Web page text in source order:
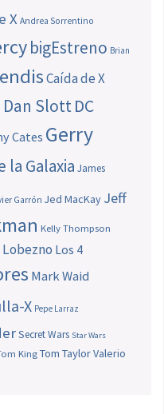
X Andrea Sorrentino
bigEstreno Brian
Caída de X
Dan SlottDC
Cates Gerry
la Galaxia James
Garrón Jed MacKay Jeff
Kelly Thompson
Lobezno Los 4
Mark Waid
X Pepe Larraz
Secret Wars Star Wars
King Tom TaylorValerio